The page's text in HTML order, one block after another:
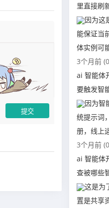
里直接刷
因为这
能保证当
体实例可
3个月前
ai 智能体
要触发智
因为智
统提示词
册，线上
3个月前
ai 智能体
查被哪些
这是为
置是共享